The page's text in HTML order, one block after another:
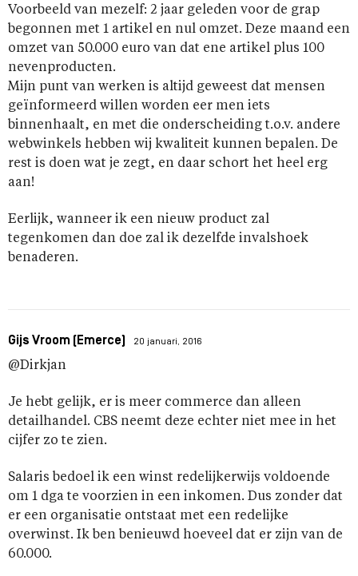
Voorbeeld van mezelf: 2 jaar geleden voor de grap
begonnen met 1 artikel en nul omzet. Deze maand een
omzet van 50.000 euro van dat ene artikel plus 100
nevenproducten.
Mijn punt van werken is altijd geweest dat mensen
geïnformeerd willen worden eer men iets
binnenhaalt, en met die onderscheiding t.o.v. andere
webwinkels hebben wij kwaliteit kunnen bepalen. De
rest is doen wat je zegt, en daar schort het heel erg
aan!
Eerlijk, wanneer ik een nieuw product zal
tegenkomen dan doe zal ik dezelfde invalshoek
benaderen.
Gijs Vroom (Emerce) 20 januari, 2016
@Dirkjan
Je hebt gelijk, er is meer commerce dan alleen
detailhandel. CBS neemt deze echter niet mee in het
cijfer zo te zien.
Salaris bedoel ik een winst redelijkerwijs voldoende
om 1 dga te voorzien in een inkomen. Dus zonder dat
er een organisatie ontstaat met een redelijke
overwinst. Ik ben benieuwd hoeveel dat er zijn van de
60.000.